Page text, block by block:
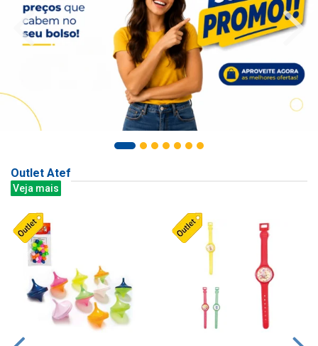
Outlet Atef
Veja mais